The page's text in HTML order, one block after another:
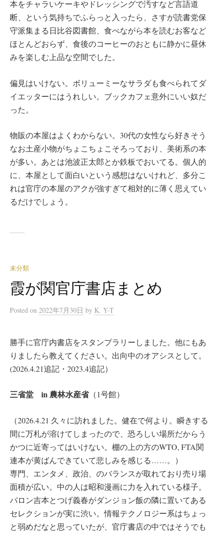
本をチャラいケーキやドレッシングで汚すなど言語道
断、という気持ちでふらっと入ったら、さすが読書党保
守派集まる日比谷図書館、食べながら本を読むお客など
ほとんどおらず、食後のコーヒーのおともに静かに昼休
みを楽しむ上品な空間でした。
偏見はいけない。ボリューミーなサラダも食べられてダ
イエッターにはうれしい。ブックカフェ意外にいい奴だ
った。
物販の本屋はよくわからない。30代の女性なら好きそう
なお土産小物がちょこちょこそろっており、美術系の本
が多い。あとは池波正太郎とか鉄板でおいてる。個人的
に、本屋として面白いという感想はないけれど、多分こ
れは官庁の本屋のアクが強すぎて相対的に薄く思えてい
るだけでしょう。
未分類
霞が関官庁書店まとめ
Posted on 2022年7月30日 by K. Y-T
勝手に官庁内書店をスタンプラリーしました。他にもあ
りましたら教えてください。出向中のオアシスとして。
(2026.4.21追記・2023.4追記）
三省堂 in 農林水産省（1号館）
（2026.4.21 久々に訪れました。健在で何より。瞬きする
間に万札が溶けてしまったので、恐ろしい場所だからう
かつに近寄ってはいけない。棚の上の方のWTO, FTA関
連本が黄ばんできていて悲しみを感じる……。）
専門、エンタメ、政治、のバランスが取れており売り場
面積が広い。中の人は昭和漫画に力を入れている様子。
バロン吉本とつげ義春がダンジョン飯の隣に置いてある
セレクションが実に渋い。情報テクノロジー系はちょっ
と弱めだなと思っていたが、官庁書店の中ではそうでも